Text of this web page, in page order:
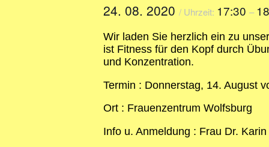
24. 08. 2020 / Uhrzeit: 17:30 –
Wir laden Sie herzlich ein zu
ist Fitness für den Kopf durch
und Konzentration.
Termin : Donnerstag, 14. August
Ort : Frauenzentrum Wolfsburg
Info u. Anmeldung : Frau Dr.